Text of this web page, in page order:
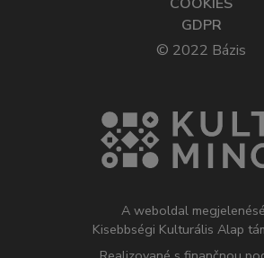
GDPR
© 2022 Bázis
A weboldal
Kisebbségi Kulturális Alap